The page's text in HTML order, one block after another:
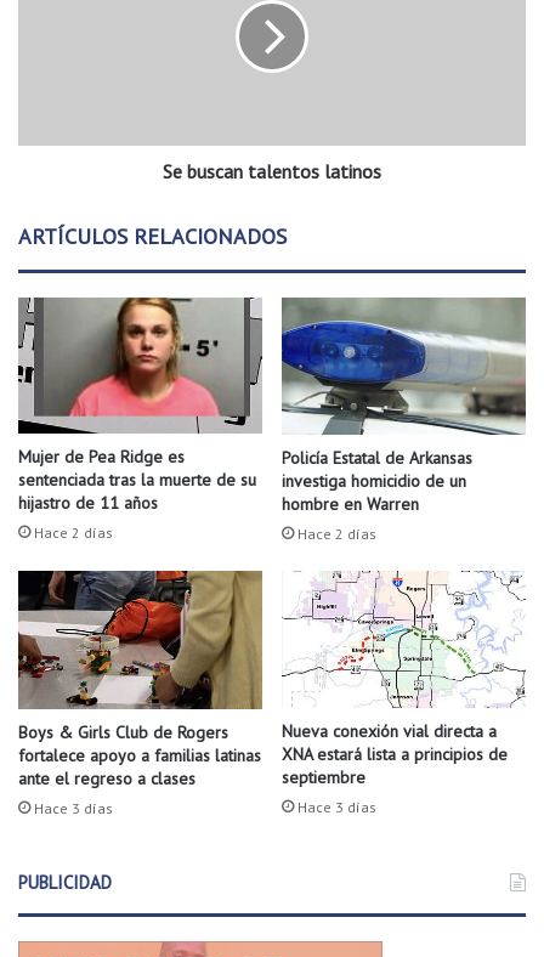
e
r
d
í
n
B
t
á
n
i
c
d
e
O
z
a
k
s
t
n
t
o
s
l
a
i
n
o
s
Se buscan talentos latinos
ARTÍCULOS RELACIONADOS
Mujer de Pea Ridge es
sentenciada tras la muerte de su
hijastro de 11 años
Hace 2 días
Policía Estatal de Arkansas
investiga homicidio de un
hombre en Warren
Hace 2 días
Boys & Girls Club de Rogers
fortalece apoyo a familias latinas
ante el regreso a clases
Hace 3 días
Nueva conexión vial directa a
XNA estará lista a principios de
septiembre
Hace 3 días
PUBLICIDAD